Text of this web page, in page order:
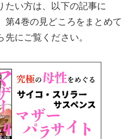
たい方は、以下の記事に
第4巻の見どころをまとめて
にご覧ください。